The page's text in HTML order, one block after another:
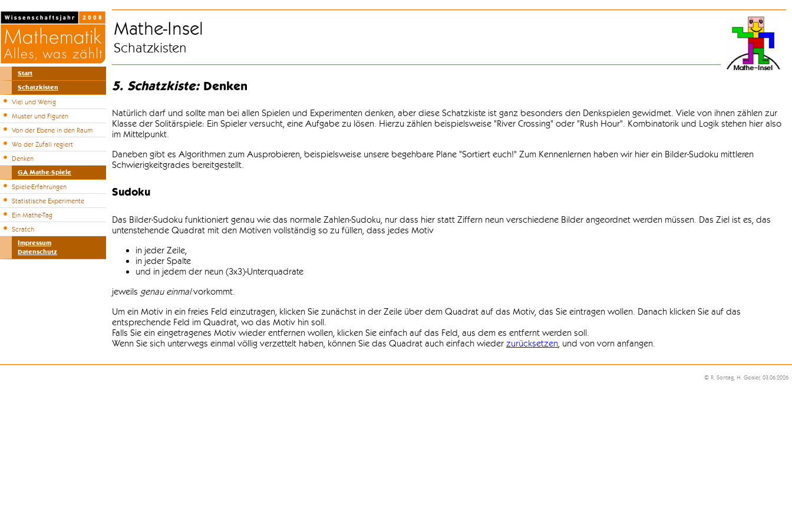
Start
Schatzkisten
Viel und Wenig
Muster und Figuren
Von der Ebene in den Raum
Wo der Zufall regiert
Denken
GA Mathe-Spiele
Spiele-Erfahrungen
Statistische Experimente
Ein Mathe-Tag
Scratch
Impressum
Datenschutz
Mathe-Insel
Schatzkisten
5. Schatzkiste:Denken
Natürlich darf und sollte man bei allen Spielen und Experimenten denken, aber diese Schatzkiste ist ganz besonders den Denkspielen gewidmet. Viele von ihnen zählen zur
Klasse der Solitärspiele: Ein Spieler versucht, eine Aufgabe zu lösen. Hierzu zählen beispielsweise "River Crossing" oder "Rush Hour". Kombinatorik und Logik stehen hier also
im Mittelpunkt.
Daneben gibt es Algorithmen zum Ausprobieren, beispielsweise unsere begehbare Plane "Sortiert euch!" Zum Kennenlernen haben wir hier ein Bilder-Sudoku mittleren
Schwierigkeitgrades bereitgestellt.
Sudoku
Das Bilder-Sudoku funktioniert genau wie das normale Zahlen-Sudoku, nur dass hier statt Ziffern neun verschiedene Bilder angeordnet werden müssen. Das Ziel ist es, das
untenstehende Quadrat mit den Motiven vollständig so zu füllen, dass jedes Motiv
in jeder Zeile,
in jeder Spalte
und in jedem der neun (3x3)-Unterquadrate
jeweils genau einmalvorkommt.
Um ein Motiv in ein freies Feld einzutragen, klicken Sie zunächst in der Zeile über dem Quadrat auf das Motiv, das Sie eintragen wollen. Danach klicken Sie auf das
entsprechende Feld im Quadrat, wo das Motiv hin soll.
Falls Sie ein eingetragenes Motiv wieder entfernen wollen, klicken Sie einfach auf das Feld, aus dem es entfernt werden soll.
Wenn Sie sich unterwegs einmal völlig verzettelt haben, können Sie das Quadrat auch einfach wieder zurücksetzen, und von vorn anfangen.
© R. Sontag, H. Geisler, 03.06.2026